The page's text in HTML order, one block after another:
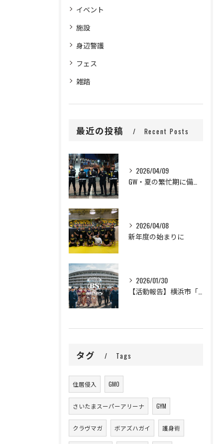
イベント
施設
身辺警護
フェス
雑踏
最近の投稿 Recent Posts
2026/04/09
2026/04/08
新年度の始まりに
2026/01/30
タグ Tags
住居侵入 GMO
さいたまスーパーアリーナ GYM
クラヴマガ ボアズハガイ 護身術